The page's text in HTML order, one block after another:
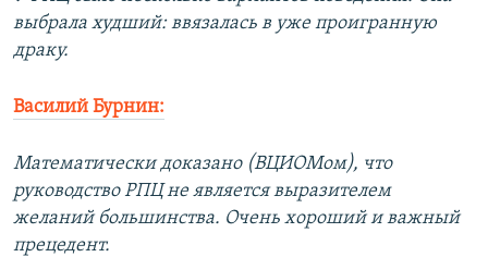
выбрала худший: ввязалась в уже проигранную
драку.
Василий Бурнин:
Математически доказано (ВЦИОМом), что
руководство РПЦ не является выразителем
желаний большинства. Очень хороший и важный
прецедент.